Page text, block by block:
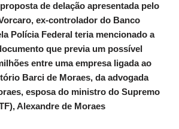
de delação apresentada pelo
ex-controlador do Banco
Polícia Federal teria mencionado a
que previa um possível
entre uma empresa ligada ao
Barci de Moraes, da advogada
esposa do ministro do Supremo
Alexandre de Moraes